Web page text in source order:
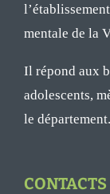
mentale de la
Il répond aux
adolescents,
le département.
CONTACTS